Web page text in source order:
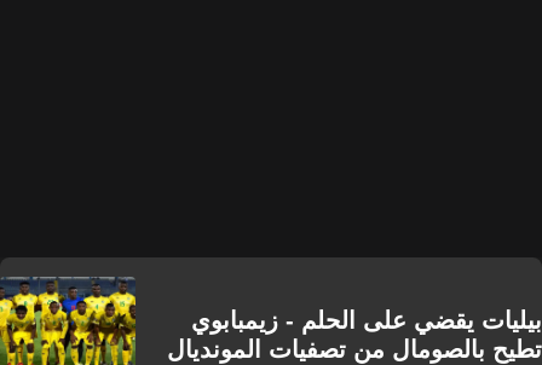
بيليات يقضي على الحلم - زيمبابوي
تطيح بالصومال من تصفيات المونديال